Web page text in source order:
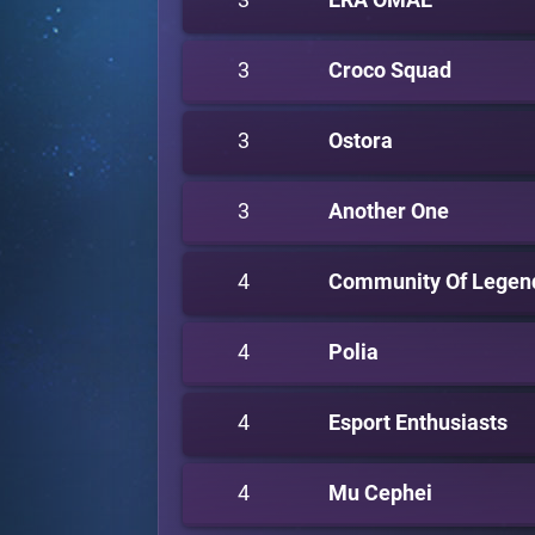
3 Croco Squad
3 Ostora
3 Another One
4 Community Of
4 Polia
4 Esport Enthusiasts
4 Mu Cephei